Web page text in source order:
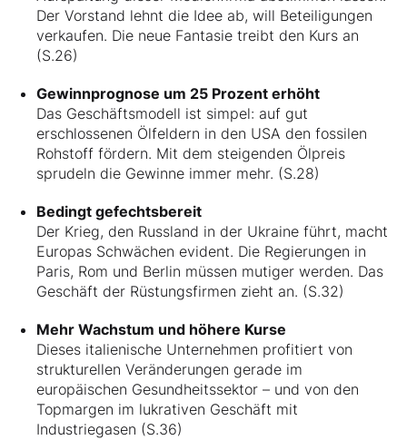
Der Vorstand lehnt die Idee ab, will Beteiligungen
verkaufen. Die neue Fantasie treibt den Kurs an
(S.26)
Gewinnprognose um 25 Prozent erhöht
Das Geschäftsmodell ist simpel: auf gut
erschlossenen Ölfeldern in den USA den fossilen
Rohstoff fördern. Mit dem steigenden Ölpreis
sprudeln die Gewinne immer mehr. (S.28)
Bedingt gefechtsbereit
Der Krieg, den Russland in der Ukraine führt, macht
Europas Schwächen evident. Die Regierungen in
Paris, Rom und Berlin müssen mutiger werden. Das
Geschäft der Rüstungsfirmen zieht an. (S.32)
Mehr Wachstum und höhere Kurse
Dieses italienische Unternehmen profitiert von
strukturellen Veränderungen gerade im
europäischen Gesundheitssektor – und von den
Topmargen im lukrativen Geschäft mit
Industriegasen (S.36)